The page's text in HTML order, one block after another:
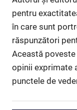
pentru
în care sunt
răspunzători
Această poveste
opinii exprimate
punctele de